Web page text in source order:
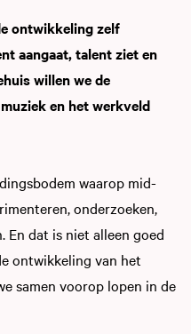
ontwikkeling zelf
aangaat, talent ziet en
willen we de
en het werkveld
waarop mid-
onderzoeken,
En dat is niet alleen goed
ontwikkeling van het
samen voorop lopen in de